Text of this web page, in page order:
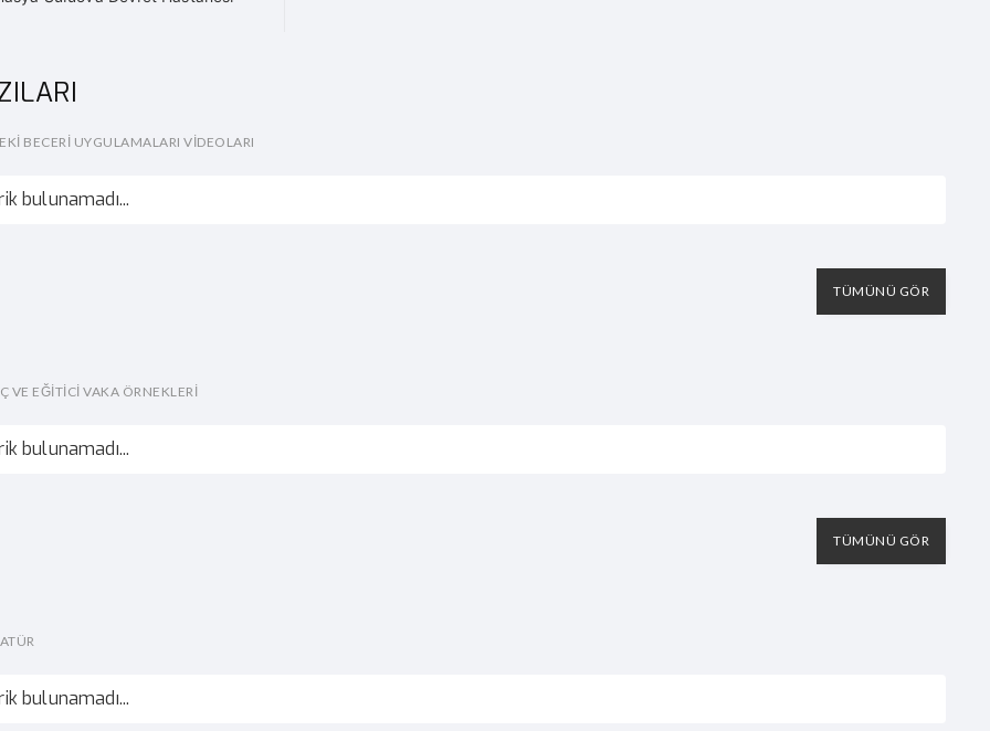
BECERI UYGULAMALARI VIDEOLARI
bulunamadı...
TÜMÜNÜ GÖR
VE EĞITICI VAKA ÖRNEKLERI
bulunamadı...
TÜMÜNÜ GÖR
bulunamadı...